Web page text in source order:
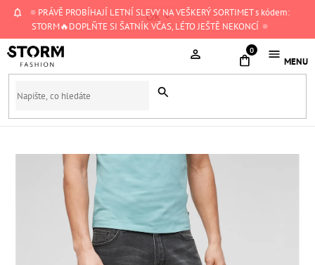
Přejít
🔅PRÁVĚ PROBÍHAJÍ LETNÍ SLEVY NA VEŠKERÝ SORTIMET s kódem:
STORM🔥DOPLŇTE SI ŠATNÍK VČAS, LÉTO JEŠTĚ NEKONCÍ 🔅
CZK
NÁKUPNÍ